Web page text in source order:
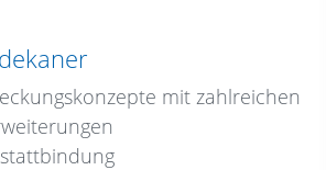
mit zahlreichen